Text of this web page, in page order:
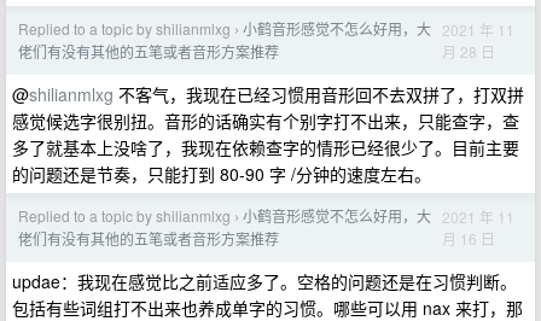
Replied to a topic by shilianmlxg › 小鹤音形感觉不怎么好用，大
佬们有没有其他的五笔或者音形方案推荐
2021 年 11
月 28 日
@shilianmlxg 不客气，我现在已经习惯用音形回不去双拼了，打双拼
感觉候选字很别扭。音形的话确实有个别字打不出来，只能查字，查
多了就基本上没啥了，我现在依赖查字的情形已经很少了。目前主要
的问题还是节奏，只能打到 80-90 字 /分钟的速度左右。
Replied to a topic by shilianmlxg › 小鹤音形感觉不怎么好用，大
佬们有没有其他的五笔或者音形方案推荐
2021 年 11
月 16 日
updae：我现在感觉比之前适应多了。空格的问题还是在习惯判断。
包括有些词组打不出来也养成单字的习惯。哪些可以用 nax 来打，那